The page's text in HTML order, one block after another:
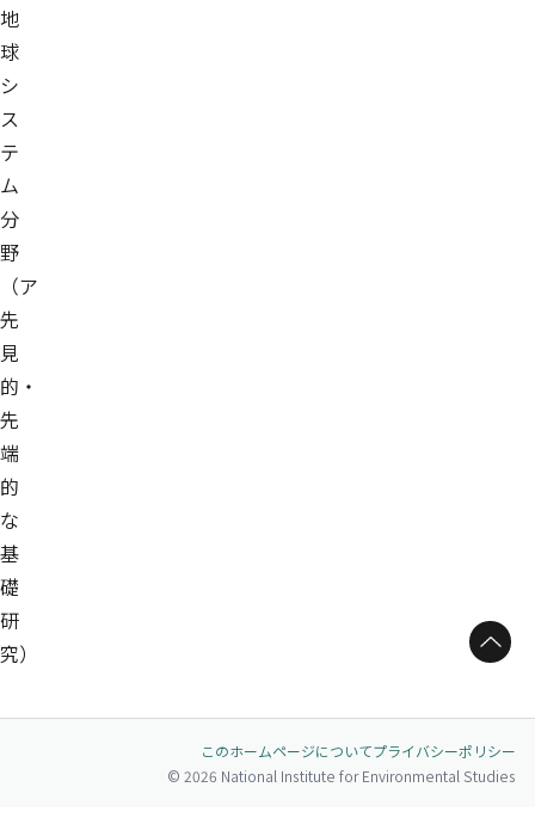
地
球
シ
ス
テ
ム
分
野
（ア
先
見
的・
先
端
的
な
基
礎
研
究）
ページトップへ
このホームページについてプライバシーポリシー
© 2026 National Institute for Environmental Studies